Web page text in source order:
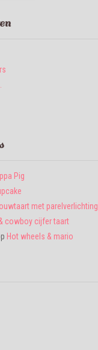
Pig
met parelverlichting
cowboy cijfer taart
Hot wheels & mario